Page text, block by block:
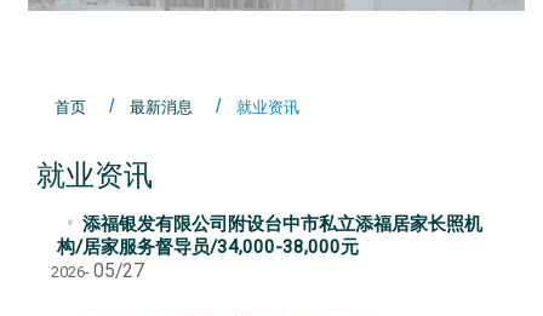
首页 最新消息 就业资讯
就业资讯
添福银发有限公司附设台中市私立添福居家长照机
构/居家服务督导员/34,000-38,000元
2026- 05/27